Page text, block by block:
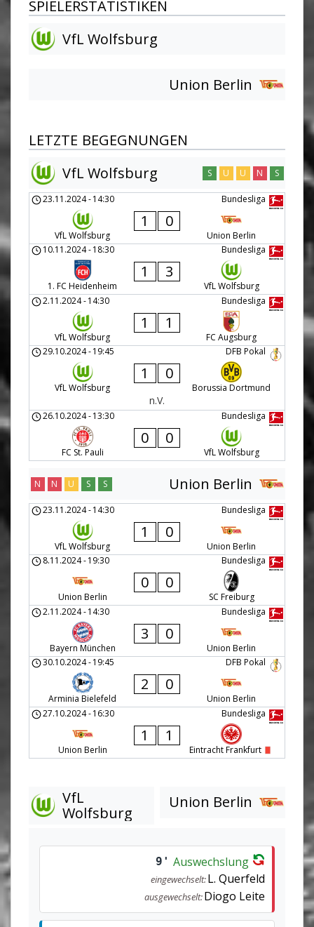
SPIELERSTATISTIKEN
VfL Wolfsburg
Union Berlin
LETZTE BEGEGNUNGEN
VfL Wolfsburg
S U U N S
Bundesliga
23.11.2024-14:30
VfL Wolfsburg
1 0
Union Berlin
Bundesliga
10.11.2024-18:30
1. FC Heidenheim
1 3
VfL Wolfsburg
Bundesliga
2.11.2024-14:30
VfL Wolfsburg
1 1
FC Augsburg
DFB Pokal
29.10.2024-19:45
VfL Wolfsburg
1 0
Borussia Dortmund
n.V.
Bundesliga
26.10.2024-13:30
FC St. Pauli
0 0
VfL Wolfsburg
Union Berlin
N N U S S
Bundesliga
23.11.2024-14:30
VfL Wolfsburg
1 0
Union Berlin
Bundesliga
8.11.2024-19:30
Union Berlin
0 0
SC Freiburg
Bundesliga
2.11.2024-14:30
Bayern München
3 0
Union Berlin
DFB Pokal
30.10.2024-19:45
Arminia Bielefeld
2 0
Union Berlin
Bundesliga
27.10.2024-16:30
Union Berlin
1 1
Eintracht Frankfurt
VfL
Wolfsburg
Union Berlin
9' Auswechslung
eingewechselt:L. Querfeld
ausgewechselt:Diogo Leite